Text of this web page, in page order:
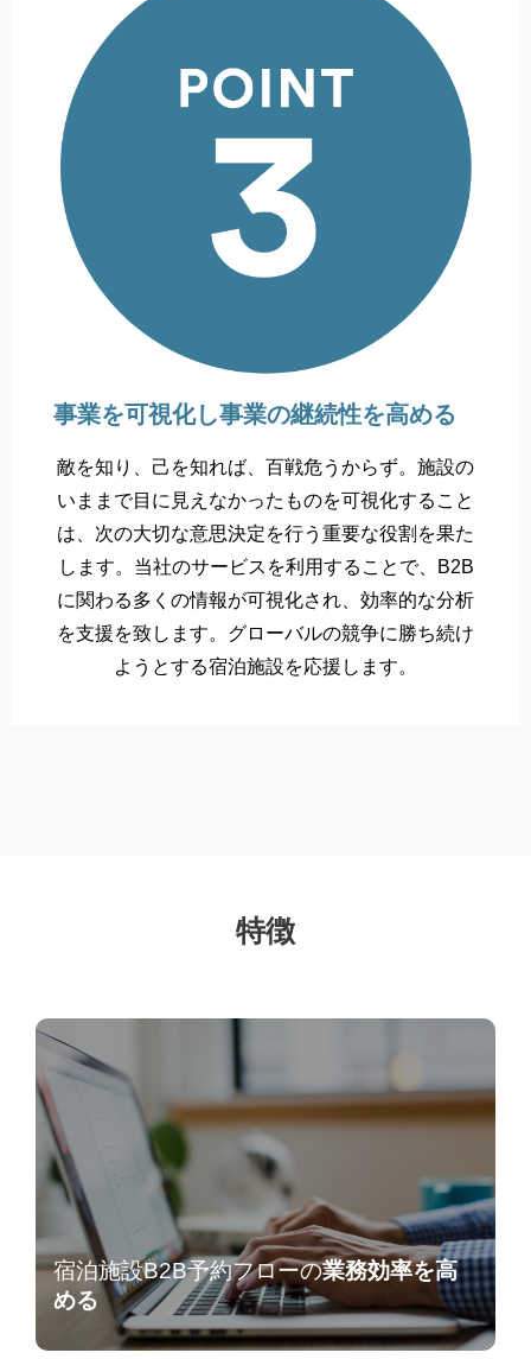
事業を可視化し事業の継続性を高める
敵を知り、己を知れば、百戦危うからず。施設の
いままで目に見えなかったものを可視化すること
は、次の大切な意思決定を行う重要な役割を果た
します。当社のサービスを利用することで、B2B
に関わる多くの情報が可視化され、効率的な分析
を支援を致します。グローバルの競争に勝ち続け
ようとする宿泊施設を応援します。
特徴
宿泊施設B2B予約フローの業務効率を高
める